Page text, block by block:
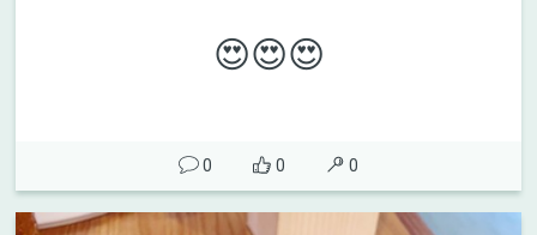
😍😍😍
0 0 0